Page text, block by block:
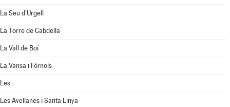
La Seu d'Urgell
La Torre de Cabdella
La Vall de Boí
La Vansa i Fórnols
Les
Les Avellanes i Santa Linya